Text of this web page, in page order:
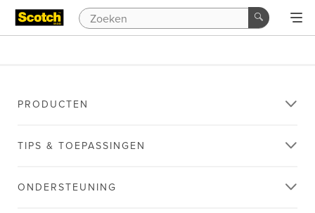
PRODUCTEN
TIPS & TOEPASSINGEN
ONDERSTEUNING